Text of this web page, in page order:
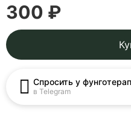
300 ₽
Спросить у
в Telegram